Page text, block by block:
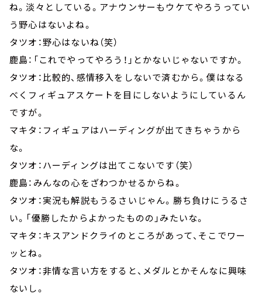
ね。淡々としている。アナウンサーもウケてやろうってい
う野心はないよね。
タツオ：野心はないね（笑）
鹿島：「これでやってやろう！」とかないじゃないですか。
タツオ：比較的、感情移入をしないで済むから。僕はなる
べくフィギュアスケートを目にしないようにしているん
ですが。
マキタ：フィギュアはハーディングが出てきちゃうから
な。
タツオ：ハーディングは出てこないです（笑）
鹿島：みんなの心をざわつかせるからね。
タツオ：実況も解説もうるさいじゃん。勝ち負けにうるさ
い。「優勝したからよかったものの」みたいな。
マキタ：キスアンドクライのところがあって、そこでワー
ッとね。
タツオ：非情な言い方をすると、メダルとかそんなに興味
ないし。